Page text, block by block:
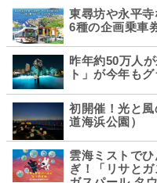
東尋坊や永平
6種の企画乗車
昨年約50万人
ト」が今年も
初開催！光と
道海浜公園）
雲海ミストで
ぎ！「リサと